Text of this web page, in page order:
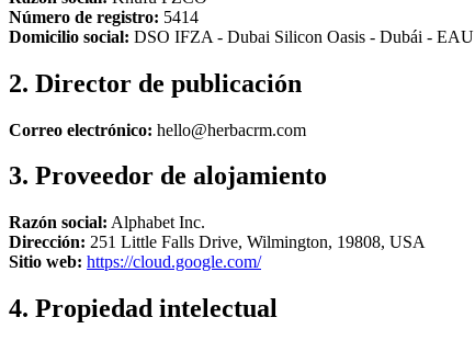
Número de registro: 5414
Domicilio social: DSO IFZA - Dubai Silicon Oasis - Dubái - EAU
2. Director de publicación
Correo electrónico: hello@herbacrm.com
3. Proveedor de alojamiento
Razón social: Alphabet Inc.
Dirección: 251 Little Falls Drive, Wilmington, 19808, USA
Sitio web: https://cloud.google.com/
4. Propiedad intelectual